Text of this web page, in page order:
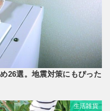
26選。地震対策にもぴった
生活雑貨